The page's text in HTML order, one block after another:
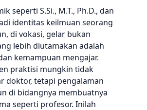
seperti S.Si., M.T., Ph.D., dan
identitas keilmuan seorang
di vokasi, gelar bukan
lebih diutamakan adalah
kemampuan mengajar.
praktisi mungkin tidak
doktor, tetapi pengalaman
di bidangnya membuatnya
seperti profesor. Inilah